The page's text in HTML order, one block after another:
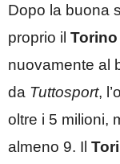
Dopo la buona
proprio il Torino
nuovamente al
da Tuttosport,
oltre i 5 milioni,
almeno 9. Il